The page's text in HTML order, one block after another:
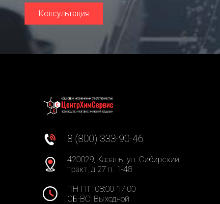
Консультация
8 (800) 333-90-46
420029, Казань, ул. Сибирский
тракт, д.27 п. 1-48
ПН-ПТ: 08:00-17:00
СБ-ВС: Выходной